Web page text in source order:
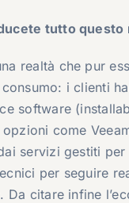
tutto questo
realtà che pur
i clienti
software
come
servizi gestiti
per seguire
Da citare infine